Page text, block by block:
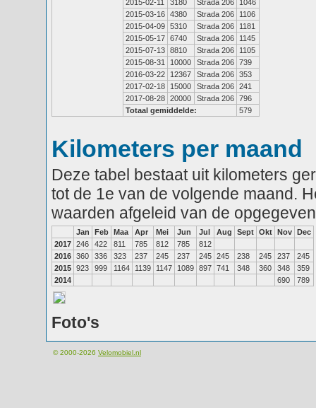
2015-02-11
3180 Strada 206
1046
2015-03-16 4380 Strada 206
1106
2015-04-09 5310 Strada 206
1181
2015-05-17 6740 Strada 206
1145
2015-07-13 8810 Strada 206
1105
2015-08-31
10000 Strada 206 739
2016-03-22
12367 Strada 206 353
2017-02-18
15000 Strada 206 241
2017-08-28 20000 Strada 206 796
Totaal gemiddelde:
579
Kilometers per maand
Deze tabel bestaat uit kilometers
tot de 1e van de volgende maand.
waarden afgeleid van de
Jan Feb Maa Apr Mei Jun Jul Aug Sept Okt Nov Dec
2017 246 422 811 785 812 785
812
2016 360 336 323 237 245 237 245 245 238 245 237
245
2015 923 999 1164 1139 1147 1089 897 741 348 360 348
359
2014
690 789
Foto's
© 2000-2026 Velomobiel.nl